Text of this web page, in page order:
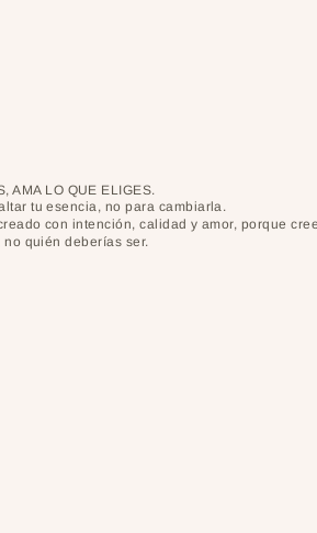
AMA LO QUE ELIGES.
tu esencia, no para cambiarla.
con intención, calidad y amor, porque
quién deberías ser.